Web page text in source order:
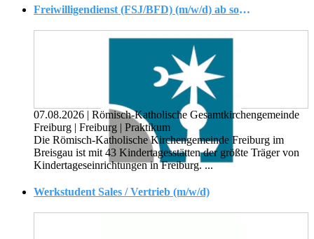
Freiwilligendienst (FSJ/BFD) (m/w/d) ab sofort oder nach Absprache
07.08.2026 | Römisch-Katholische Gesamtkirchengemeinde
Freiburg | Freiburg | Praktikum
Die Römisch-Katholische Kirchengemeinde Freiburg im
Breisgau ist mit 43 Kindertagesstätten der größte Träger von
Kindertageseinrichtungen in Freiburg. ...
Werkstudent Sales / Vertrieb (m/w/d)